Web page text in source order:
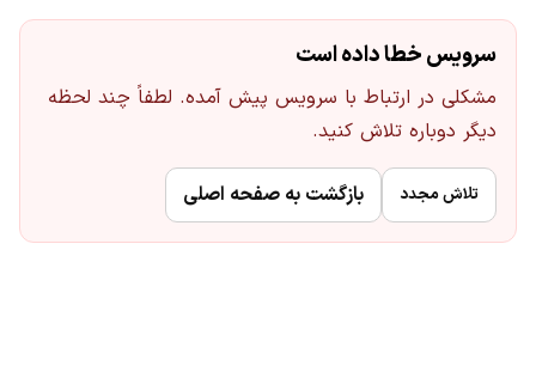
سرویس خطا داده است
مشکلی در ارتباط با سرویس پیش آمده. لطفاً چند لحظه
دیگر دوباره تلاش کنید.
تلاش مجدد بازگشت به صفحه اصلی